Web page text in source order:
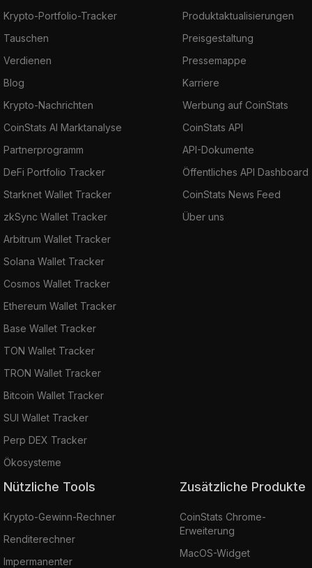
Krypto-Portfolio-Tracker
Tauschen
Verdienen
Blog
Krypto-Nachrichten
CoinStats AI Marktanalyse
Partnerprogramm
DeFi Portfolio Tracker
Starknet Wallet Tracker
zkSync Wallet Tracker
Arbitrum Wallet Tracker
Solana Wallet Tracker
Cosmos Wallet Tracker
Ethereum Wallet Tracker
Base Wallet Tracker
TON Wallet Tracker
TRON Wallet Tracker
Bitcoin Wallet Tracker
SUI Wallet Tracker
Perp DEX Tracker
Ökosysteme
Produktaktualisierungen
Preisgestaltung
Pressemappe
Karriere
Werbung auf CoinStats
CoinStats API
API-Dokumente
Öffentliches API Dashboard
CoinStats News Feed
Über uns
Nützliche Tools
Krypto-Gewinn-Rechner
Renditerechner
Impermanenter
Zusätzliche Produkte
CoinStats Chrome-
Erweiterung
MacOS-Widget